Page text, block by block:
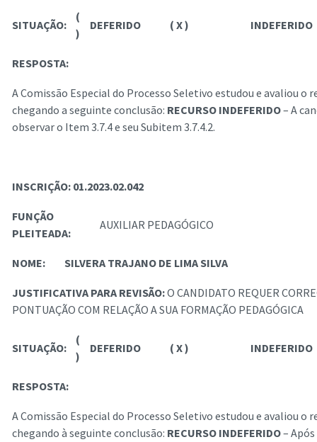
SITUAÇÃO:
(
)
DEFERIDO ( X ) INDEFERIDO
RESPOSTA:
A Comissão Especial do Processo Seletivo estudou e avaliou o
chegando a seguinte conclusão: RECURSO INDEFERIDO– A
observar o Item 3.7.4 e seu Subitem 3.7.4.2.
INSCRIÇÃO: 01.2023.02.042
FUNÇÃO
PLEITEADA:
AUXILIAR PEDAGÓGICO
NOME: SILVERA TRAJANO DE LIMA SILVA
JUSTIFICATIVA PARA REVISÃO:O CANDIDATO REQUER
PONTUAÇÃO COM RELAÇÃO A SUA FORMAÇÃO PEDAGÓGICA
SITUAÇÃO:
(
)
DEFERIDO ( X ) INDEFERIDO
RESPOSTA:
A Comissão Especial do Processo Seletivo estudou e avaliou o
chegando à seguinte conclusão: RECURSO INDEFERIDO–